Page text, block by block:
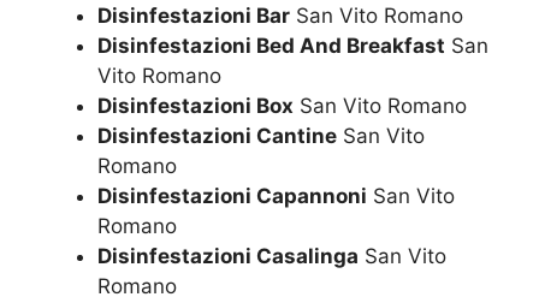
Disinfestazioni Bar San Vito Romano
Disinfestazioni Bed And Breakfast San
Vito Romano
Disinfestazioni Box San Vito Romano
Disinfestazioni Cantine San Vito
Romano
Disinfestazioni Capannoni San Vito
Romano
Disinfestazioni Casalinga San Vito
Romano